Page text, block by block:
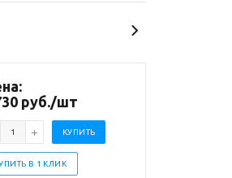
руб./шт
КУПИТЬ
В 1 КЛИК